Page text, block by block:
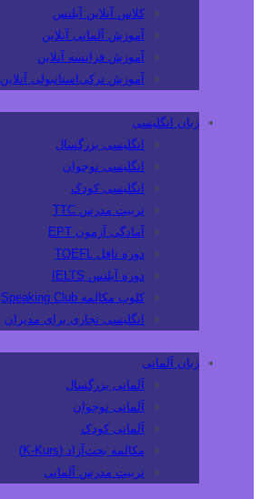
کلاس آنلاین آیلتس
آموزش آلمانی آنلاین
آموزش فرانسه آنلاین
آموزش ترکی‌استانبولی آنلاین
زبان انگلیسی
انگلیسی بزرگسال
انگلیسی نوجوان
انگلیسی کودک
تربیت مدرس TTC
آمادگی آزمون EPT
دوره تافل TOEFL
دوره آیلتس IELTS
کلوپ مکالمه Speaking Club
انگلیسی تجاری برای مدیران
زبان آلمانی
آلمانی بزرگسال
آلمانی نوجوان
آلمانی کودک
مکالمه بحث‌آزاد (K-Kurs)
تربیت مدرس آلمانی